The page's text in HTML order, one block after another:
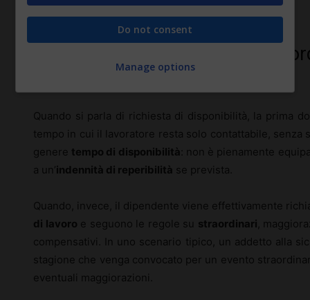
Profili retributivi: indennità,
Quando si parla di richiesta di disponibilità, la prima
tempo in cui il lavoratore resta solo contattabile,
genere tempo di disponibilità : non è pienamente
a un’indennità di reperibilità se prevista.
Quando, invece, il dipendente viene effettivamente
di lavoro e seguono le regole su straordinari ,
compensativi. In uno scenario tipico, un addetto alla
stagione che venga convocato per un evento
eventuali maggiorazioni.
Do not consent
Manage options